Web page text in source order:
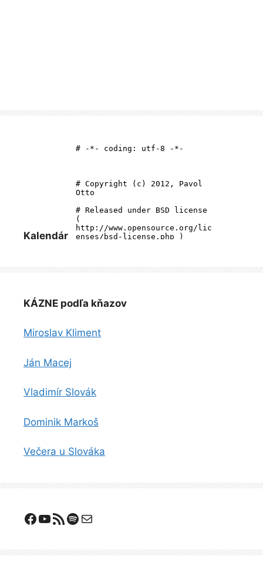
Kalendár
KÁZNE podľa kňazov
Miroslav Kliment
Ján Macej
Vladimír Slovák
Dominik Markoš
Večera u Slováka
Facebook
YouTube
Odoberanie RSSSpotify
E-mail